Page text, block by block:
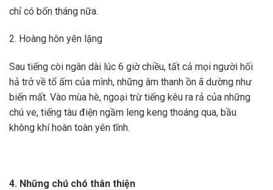
chỉ có bốn tháng nữa.
2. Hoàng hôn yên lặng
Sau tiếng còi ngân dài lúc 6 giờ chiều, tất cả mọi người hối
hả trở về tổ ấm của mình, những âm thanh ồn ã dường như
biến mất. Vào mùa hè, ngoại trừ tiếng kêu ra rả của những
chú ve, tiếng tàu điện ngầm leng keng thoáng qua, bầu
không khí hoàn toàn yên tĩnh.
4. Những chú chó thân thiện